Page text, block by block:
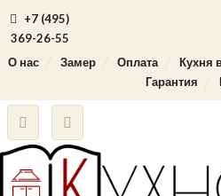
+7 (495)
369-26-55
О нас
Замер Оплата Кухня
Гарантия